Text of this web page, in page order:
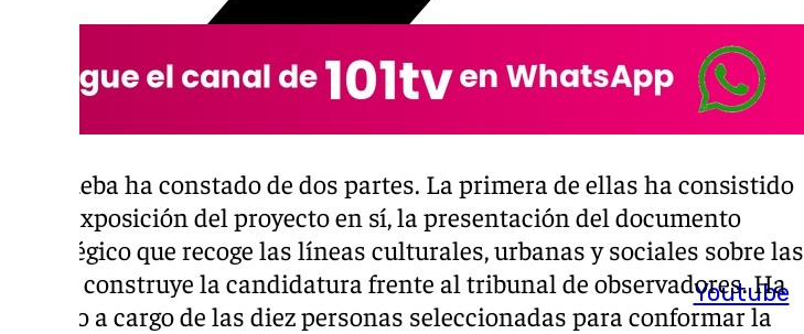
Youtube
La prueba ha constado de dos partes. La primera de ellas ha consistido
en la exposición del proyecto en sí, la presentación del documento
estratégico que recoge las líneas culturales, urbanas y sociales sobre las
que se construye la candidatura frente al tribunal de observadores. Ha
corrido a cargo de las diez personas seleccionadas para conformar la